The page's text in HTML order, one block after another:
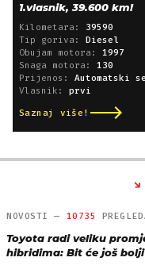
1.vlasnik, 39.600 km!
Kilometara: 39590
Tip goriva: Diesel
Obujam motora: 1997
Snaga motora: 130
Prijenos: Automatski
Vlasnik: prvi
Saznaj više!
NOVOSTI — 10735
Toyota radi veliku
hibridima: Bit će još